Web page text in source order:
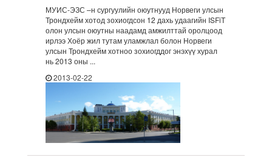
МУИС-ЭЗС –н сургуулийн оюутнууд Норвеги улсын
Трондхейм хотод зохиогдсон 12 дахь удаагийн ISFiT
олон улсын оюутны наадамд амжилттай оролцоод
ирлээ Хоёр жил тутам уламжлал болон Норвеги
улсын Трондхейм хотноо зохиогддог энэхүү хурал
нь 2013 оны ...
2013-02-22